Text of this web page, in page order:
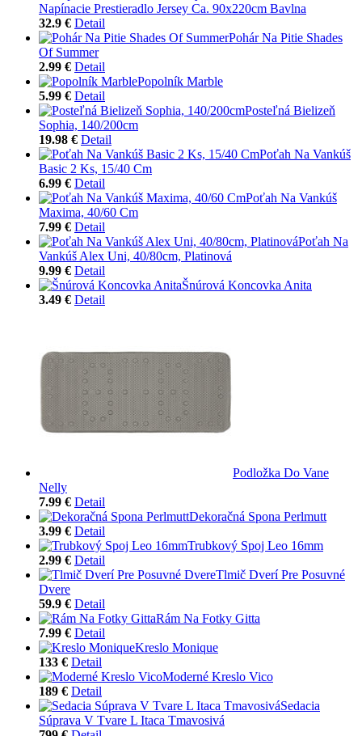
Napínacie Prestieradlo Jersey Ca. 90x220cm Bavlna
32.9 € Detail
Pohár Na Pitie Shades
Of Summer
2.99 € Detail
Popolník Marble
5.99 € Detail
Posteľná Bielizeň
Sophia, 140/200cm
19.98 € Detail
Poťah Na Vankúš
Basic 2 Ks, 15/40 Cm
6.99 € Detail
Poťah Na Vankúš
Maxima, 40/60 Cm
7.99 € Detail
Poťah Na
Vankúš Alex Uni, 40/80cm, Platinová
9.99 € Detail
Šnúrová Koncovka Anita
3.49 € Detail
Podložka Do Vane
Nelly
7.99 € Detail
Dekoračná Spona Perlmutt
3.99 € Detail
Trubkový Spoj Leo 16mm
2.99 € Detail
Tlmič Dverí Pre Posuvné
Dvere
59.9 € Detail
Rám Na Fotky Gitta
7.99 € Detail
Kreslo Monique
133 € Detail
Moderné Kreslo Vico
189 € Detail
Sedacia
Súprava V Tvare L Itaca Tmavosivá